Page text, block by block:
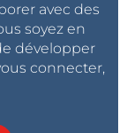
avec des
soyez en
développer
connecter,